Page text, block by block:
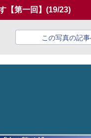
【第一回】 (19/23)
この写真の記